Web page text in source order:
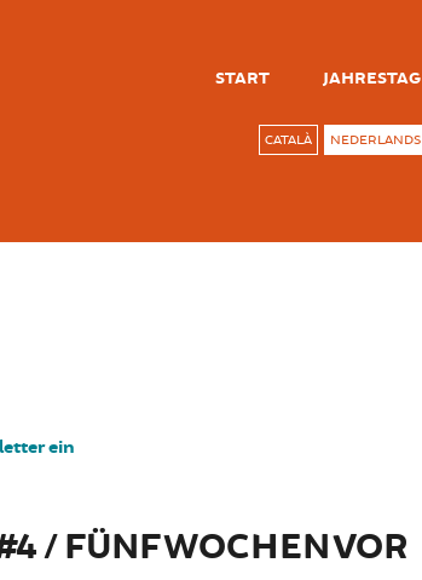
START JAHRESTAG
CATALÀ NEDERLANDS
ein
/ FÜNF WOCHEN VOR